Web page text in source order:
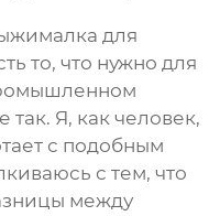
для
то, что нужно для
так. Я, как человек,
с подобным
с тем, что
между